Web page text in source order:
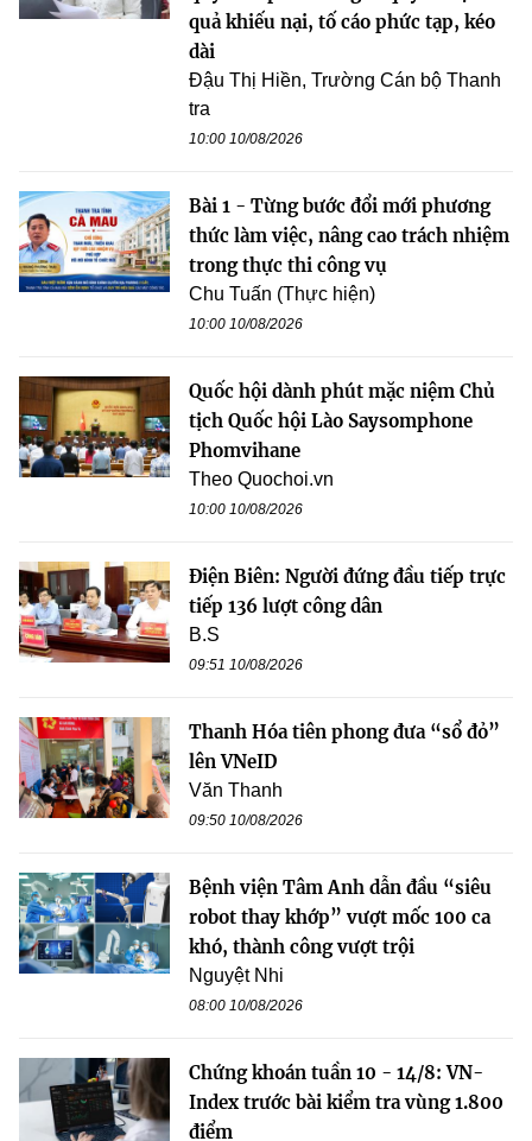
quả khiếu nại, tố cáo phức tạp, kéo
dài
Đậu Thị Hiền, Trường Cán bộ Thanh
tra
10:00 10/08/2026
Bài 1 - Từng bước đổi mới phương
thức làm việc, nâng cao trách nhiệm
trong thực thi công vụ
Chu Tuấn (Thực hiện)
10:00 10/08/2026
Quốc hội dành phút mặc niệm Chủ
tịch Quốc hội Lào Saysomphone
Phomvihane
Theo Quochoi.vn
10:00 10/08/2026
Điện Biên: Người đứng đầu tiếp trực
tiếp 136 lượt công dân
B.S
09:51 10/08/2026
Thanh Hóa tiên phong đưa “sổ đỏ”
lên VNeID
Văn Thanh
09:50 10/08/2026
Bệnh viện Tâm Anh dẫn đầu “siêu
robot thay khớp” vượt mốc 100 ca
khó, thành công vượt trội
Nguyệt Nhi
08:00 10/08/2026
Chứng khoán tuần 10 - 14/8: VN-
Index trước bài kiểm tra vùng 1.800
điểm